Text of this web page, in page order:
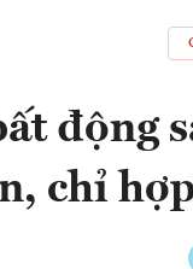
động
chỉ